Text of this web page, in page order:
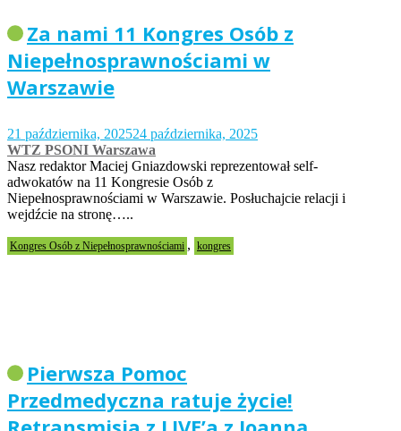
Za nami 11 Kongres Osób z
Niepełnosprawnościami w
Warszawie
21 października, 202524 października, 2025
WTZ PSONI Warszawa
Nasz redaktor Maciej Gniazdowski reprezentował self-
adwokatów na 11 Kongresie Osób z
Niepełnosprawnościami w Warszawie. Posłuchajcie relacji i
wejdźcie na stronę…..
Kongres Osób z Niepełnosprawnościami , kongres
Pierwsza Pomoc
Przedmedyczna ratuje życie!